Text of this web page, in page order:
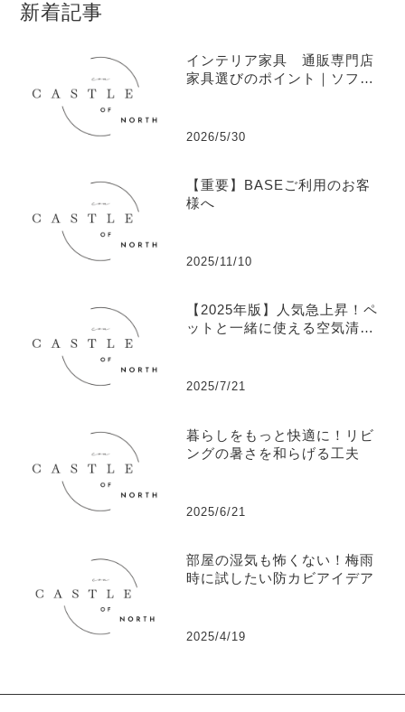
新着記事
インテリア家具 通販専門店
家具選びのポイント｜ソフ
2026/5/30
【重要】BASEご利用のお客
様へ
2025/11/10
【2025年版】人気急上昇！ペ
ットと一緒に使える空気清浄
2025/7/21
暮らしをもっと快適に！リビ
ングの暑さを和らげる工夫
2025/6/21
部屋の湿気も怖くない！梅雨
時に試したい防カビアイデア
2025/4/19